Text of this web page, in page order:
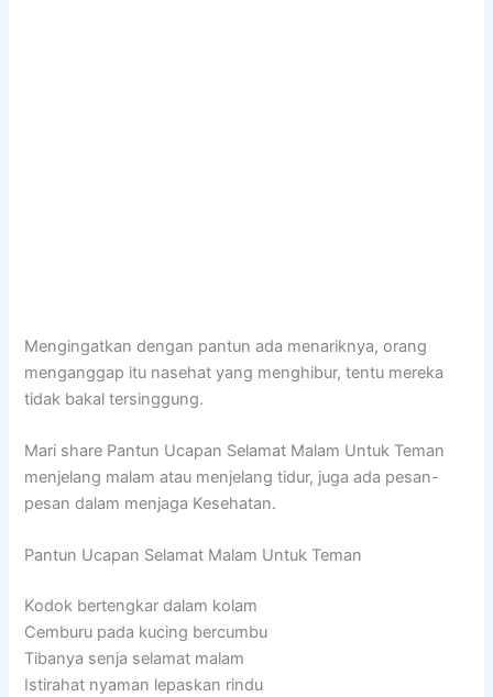
Mengingatkan dengan pantun ada menariknya, orang
menganggap itu nasehat yang menghibur, tentu mereka
tidak bakal tersinggung.
Mari share Pantun Ucapan Selamat Malam Untuk Teman
menjelang malam atau menjelang tidur, juga ada pesan-
pesan dalam menjaga Kesehatan.
Pantun Ucapan Selamat Malam Untuk Teman
Kodok bertengkar dalam kolam
Cemburu pada kucing bercumbu
Tibanya senja selamat malam
Istirahat nyaman lepaskan rindu